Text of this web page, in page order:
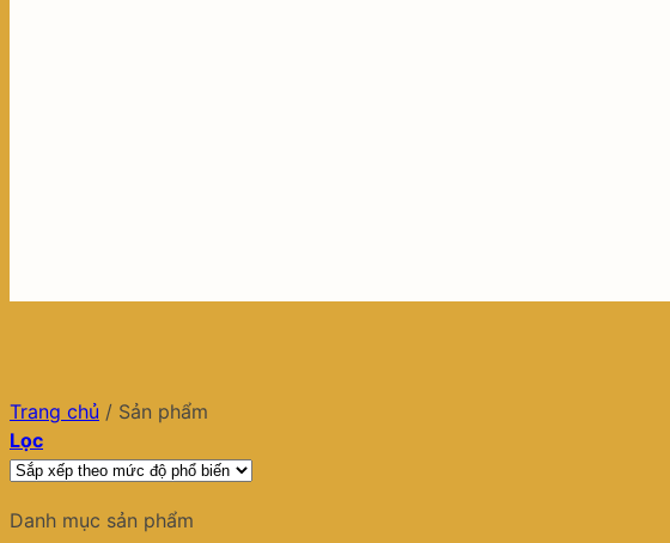
Trang chủ / Sản phẩm
Lọc
Danh mục sản phẩm